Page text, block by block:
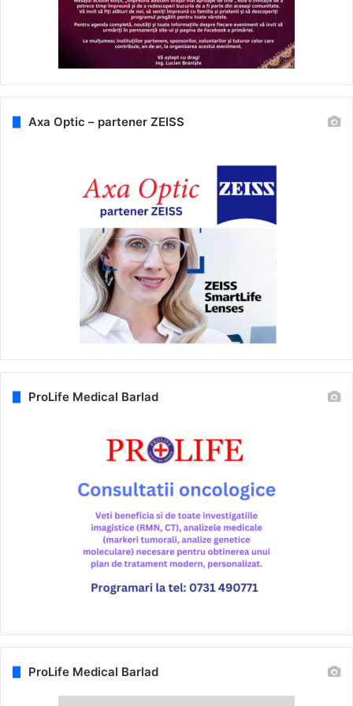
Axa Optic – partener ZEISS
ProLife Medical Barlad
ProLife Medical Barlad